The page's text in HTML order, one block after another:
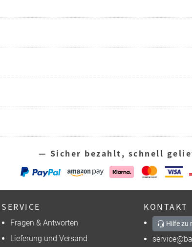
— Sicher bezahlt, schnell
SERVICE
Fragen & Antworten
Lieferung und Versand
KONTAKT
Hilfe zu